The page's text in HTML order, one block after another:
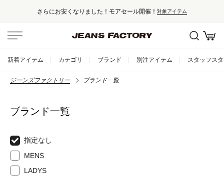
さらにお安くなりました！モアセール開催！ 対象アイテム
新着アイテム カテゴリ ブランド 別注アイテム スタッフス
ジーンズファクトリー ブランド一覧
ブランド一覧
指定なし
MENS
LADYS